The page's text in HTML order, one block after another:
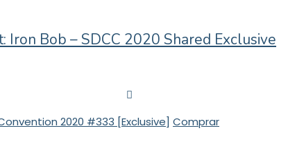
Iron Bob – SDCC 2020 Shared Exclusive
Comprar